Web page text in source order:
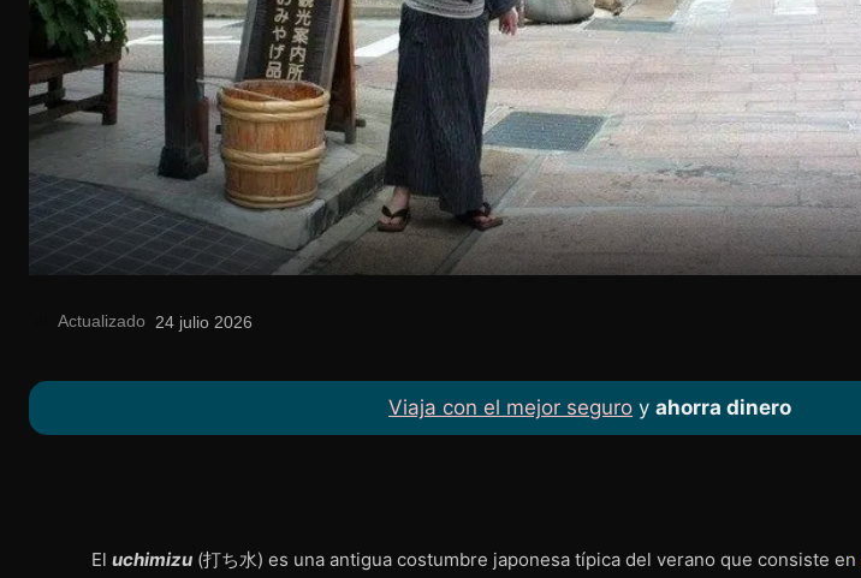
Actualizado 24 julio 2026
Viaja con el mejor seguro yahorra dinero
El uchimizu (打ち水) es una antigua costumbre japonesa típica del verano que consiste en